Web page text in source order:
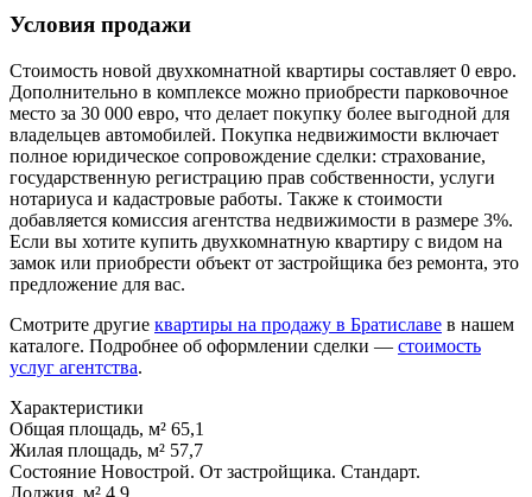
Условия продажи
Стоимость новой двухкомнатной квартиры составляет 0 евро.
Дополнительно в комплексе можно приобрести парковочное
место за 30 000 евро, что делает покупку более выгодной для
владельцев автомобилей. Покупка недвижимости включает
полное юридическое сопровождение сделки: страхование,
государственную регистрацию прав собственности, услуги
нотариуса и кадастровые работы. Также к стоимости
добавляется комиссия агентства недвижимости в размере 3%.
Если вы хотите купить двухкомнатную квартиру с видом на
замок или приобрести объект от застройщика без ремонта, это
предложение для вас.
Смотрите другие квартиры на продажу в Братиславе в нашем
каталоге. Подробнее об оформлении сделки — стоимость
услуг агентства.
Характеристики
Общая площадь, м² 65,1
Жилая площадь, м² 57,7
Состояние Новострой. От застройщика. Стандарт.